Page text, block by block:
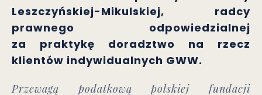
Leszczyńskiej-Mikulskiej, radcy
prawnego odpowiedzialnej
za praktykę doradztwo na rzecz
klientów indywidualnych GWW.
Przewagą podatkową polskiej fundacji